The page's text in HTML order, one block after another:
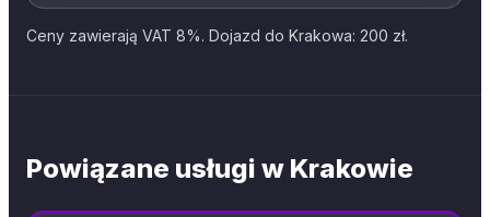
Ceny zawierają VAT 8%. Dojazd do Krakowa: 200 zł.
Powiązane usługi w Krakowie